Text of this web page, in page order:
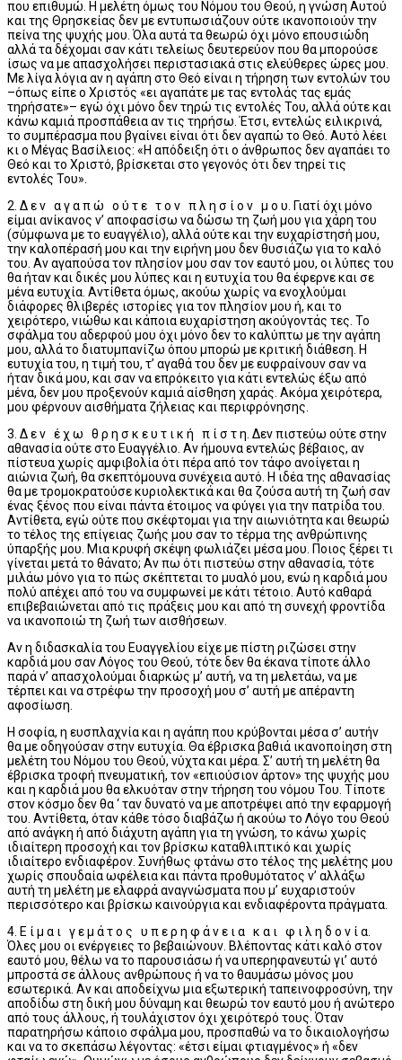
που επιθυμώ. Η μελέτη όμως του Νόμου του Θεού, η γνώση Αυτού
και της Θρησκείας δεν με εντυπωσιάζουν ούτε ικανοποιούν την
πείνα της ψυχής μου. Όλα αυτά τα θεωρώ όχι μόνο επουσιώδη
αλλά τα δέχομαι σαν κάτι τελείως δευτερεύον που θα μπορούσε
ίσως να με απασχολήσει περιστασιακά στις ελεύθερες ώρες μου.
Με λίγα λόγια αν η αγάπη στο Θεό είναι η τήρηση των εντολών του
–όπως είπε ο Χριστός «ει αγαπάτε με τας εντολάς τας εμάς
τηρήσατε»– εγώ όχι μόνο δεν τηρώ τις εντολές Του, αλλά ούτε και
κάνω καμιά προσπάθεια αν τις τηρήσω. Έτσι, εντελώς ειλικρινά,
το συμπέρασμα που βγαίνει είναι ότι δεν αγαπώ το Θεό. Αυτό λέει
κι ο Μέγας Βασίλειος: «Η απόδειξη ότι ο άνθρωπος δεν αγαπάει το
Θεό και το Χριστό, βρίσκεται στο γεγονός ότι δεν τηρεί τις
εντολές Του».
2. Δ ε ν α γ α π ώ ο ύ τ ε τ ο ν π λ η σ ί ο ν μ ο υ. Γιατί όχι μόνο
είμαι ανίκανος ν’ αποφασίσω να δώσω τη ζωή μου για χάρη του
(σύμφωνα με το ευαγγέλιο), αλλά ούτε και την ευχαρίστησή μου,
την καλοπέρασή μου και την ειρήνη μου δεν θυσιάζω για το καλό
του. Αν αγαπούσα τον πλησίον μου σαν τον εαυτό μου, οι λύπες του
θα ήταν και δικές μου λύπες και η ευτυχία του θα έφερνε και σε
μένα ευτυχία. Αντίθετα όμως, ακούω χωρίς να ενοχλούμαι
διάφορες θλιβερές ιστορίες για τον πλησίον μου ή, και το
χειρότερο, νιώθω και κάποια ευχαρίστηση ακούγοντάς τες. Το
σφάλμα του αδερφού μου όχι μόνο δεν το καλύπτω με την αγάπη
μου, αλλά το διατυμπανίζω όπου μπορώ με κριτική διάθεση. Η
ευτυχία του, η τιμή του, τ’ αγαθά του δεν με ευφραίνουν σαν να
ήταν δικά μου, και σαν να επρόκειτο για κάτι εντελώς έξω από
μένα, δεν μου προξενούν καμιά αίσθηση χαράς. Ακόμα χειρότερα,
μου φέρνουν αισθήματα ζήλειας και περιφρόνησης.
3. Δ ε ν έ χ ω θ ρ η σ κ ε υ τ ι κ ή π ί σ τ η. Δεν πιστεύω ούτε στην
αθανασία ούτε στο Ευαγγέλιο. Αν ήμουνα εντελώς βέβαιος, αν
πίστευα χωρίς αμφιβολία ότι πέρα από τον τάφο ανοίγεται η
αιώνια ζωή, θα σκεπτόμουνα συνέχεια αυτό. Η ιδέα της αθανασίας
θα με τρομοκρατούσε κυριολεκτικά και θα ζούσα αυτή τη ζωή σαν
ένας ξένος που είναι πάντα έτοιμος να φύγει για την πατρίδα του.
Αντίθετα, εγώ ούτε που σκέφτομαι για την αιωνιότητα και θεωρώ
το τέλος της επίγειας ζωής μου σαν το τέρμα της ανθρώπινης
ύπαρξής μου. Μια κρυφή σκέψη φωλιάζει μέσα μου. Ποιος ξέρει τι
γίνεται μετά το θάνατο; Αν πω ότι πιστεύω στην αθανασία, τότε
μιλάω μόνο για το πώς σκέπτεται το μυαλό μου, ενώ η καρδιά μου
πολύ απέχει από του να συμφωνεί με κάτι τέτοιο. Αυτό καθαρά
επιβεβαιώνεται από τις πράξεις μου και από τη συνεχή φροντίδα
να ικανοποιώ τη ζωή των αισθήσεων.
Αν η διδασκαλία του Ευαγγελίου είχε με πίστη ριζώσει στην
καρδιά μου σαν Λόγος του Θεού, τότε δεν θα έκανα τίποτε άλλο
παρά ν’ απασχολούμαι διαρκώς μ’ αυτή, να τη μελετάω, να με
τέρπει και να στρέφω την προσοχή μου σ’ αυτή με απέραντη
αφοσίωση.
Η σοφία, η ευσπλαχνία και η αγάπη που κρύβονται μέσα σ’ αυτήν
θα με οδηγούσαν στην ευτυχία. Θα έβρισκα βαθιά ικανοποίηση στη
μελέτη του Νόμου του Θεού, νύχτα και μέρα. Σ’ αυτή τη μελέτη θα
έβρισκα τροφή πνευματική, τον «επιούσιον άρτον» της ψυχής μου
και η καρδιά μου θα ελκυόταν στην τήρηση του νόμου Του. Τίποτε
στον κόσμο δεν θα ‘ ταν δυνατό να με αποτρέψει από την εφαρμογή
του. Αντίθετα, όταν κάθε τόσο διαβάζω ή ακούω το Λόγο του Θεού
από ανάγκη ή από διάχυτη αγάπη για τη γνώση, το κάνω χωρίς
ιδιαίτερη προσοχή και τον βρίσκω καταθλιπτικό και χωρίς
ιδιαίτερο ενδιαφέρον. Συνήθως φτάνω στο τέλος της μελέτης μου
χωρίς σπουδαία ωφέλεια και πάντα προθυμότατος ν’ αλλάξω
αυτή τη μελέτη με ελαφρά αναγνώσματα που μ’ ευχαριστούν
περισσότερο και βρίσκω καινούργια και ενδιαφέροντα πράγματα.
4. Ε ί μ α ι γ ε μ ά τ ο ς υ π ε ρ η φ ά ν ε ι α κ α ι φ ι λ η δ ο ν ί α.
Όλες μου οι ενέργειες το βεβαιώνουν. Βλέποντας κάτι καλό στον
εαυτό μου, θέλω να το παρουσιάσω ή να υπερηφανευτώ γι’ αυτό
μπροστά σε άλλους ανθρώπους ή να το θαυμάσω μόνος μου
εσωτερικά. Αν και αποδείχνω μια εξωτερική ταπεινοφροσύνη, την
αποδίδω στη δική μου δύναμη και θεωρώ τον εαυτό μου ή ανώτερο
από τους άλλους, ή τουλάχιστον όχι χειρότερό τους. Όταν
παρατηρήσω κάποιο σφάλμα μου, προσπαθώ να το δικαιολογήσω
και να το σκεπάσω λέγοντας: «έτσι είμαι φτιαγμένος» ή «δεν